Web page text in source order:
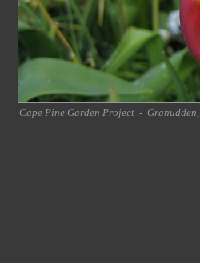
Cape Pine Garden Project - Granudden,